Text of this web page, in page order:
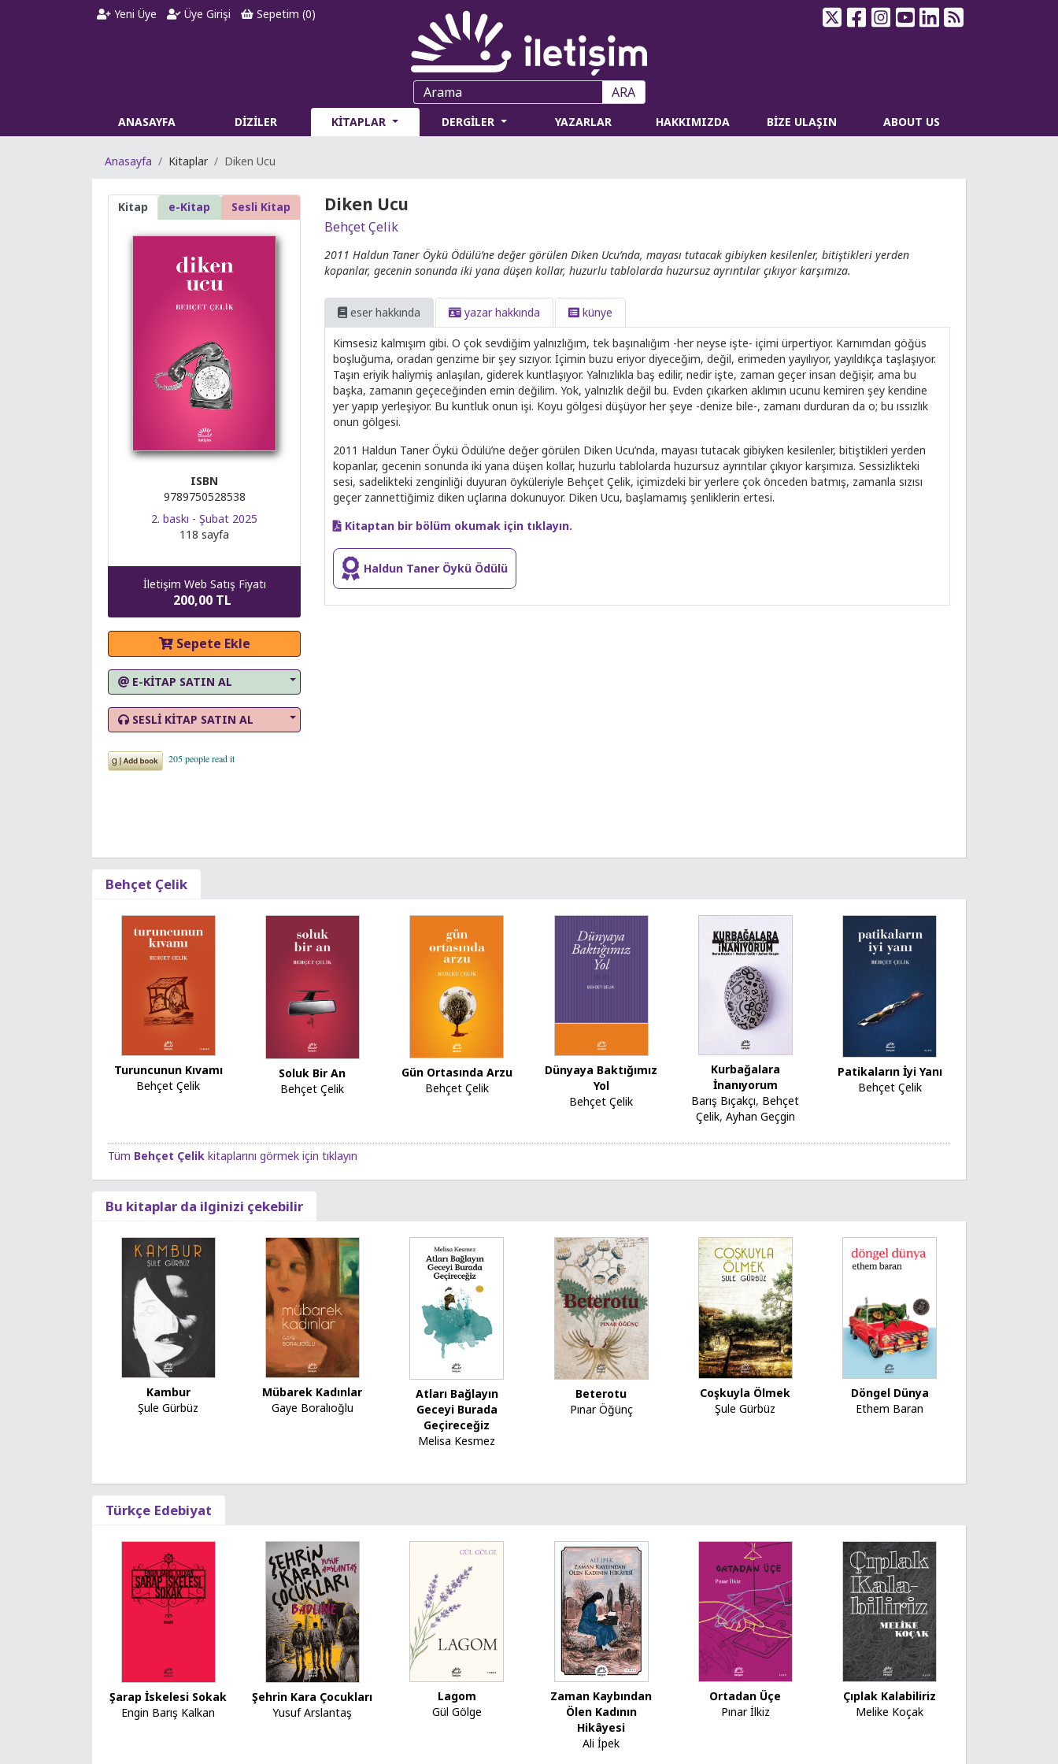
Yeni Üye Üye Girişi Sepetim (0)
ARA
ANASAYFA DİZİLER KİTAPLAR DERGİLER YAZARLAR HAKKIMIZDA BİZE ULAŞIN ABOUT US
Anasayfa Kitaplar Diken Ucu
Kitap e-Kitap Sesli Kitap
ISBN
9789750528538
2. baskı - Şubat 2025
118 sayfa
İletişim Web Satış Fiyatı
200,00 TL
Sepete Ekle
E-KİTAP SATIN AL
SESLİ KİTAP SATIN AL
Diken Ucu
Behçet Çelik
2011 Haldun Taner Öykü Ödülü’ne değer görülen Diken Ucu’nda, mayası tutacak gibiyken kesilenler, bitiştikleri yerden
kopanlar, gecenin sonunda iki yana düşen kollar, huzurlu tablolarda huzursuz ayrıntılar çıkıyor karşımıza.
eser hakkında yazar hakkında künye
Kimsesiz kalmışım gibi. O çok sevdiğim yalnızlığım, tek başınalığım -her neyse işte- içimi ürpertiyor. Karnımdan göğüs
boşluğuma, oradan genzime bir şey sızıyor. İçimin buzu eriyor diyeceğim, değil, erimeden yayılıyor, yayıldıkça taşlaşıyor.
Taşın eriyik haliymiş anlaşılan, giderek kuntlaşıyor. Yalnızlıkla baş edilir, nedir işte, zaman geçer insan değişir, ama bu
başka, zamanın geçeceğinden emin değilim. Yok, yalnızlık değil bu. Evden çıkarken aklımın ucunu kemiren şey kendine
yer yapıp yerleşiyor. Bu kuntluk onun işi. Koyu gölgesi düşüyor her şeye -denize bile-, zamanı durduran da o; bu ıssızlık
onun gölgesi.
2011 Haldun Taner Öykü Ödülü’ne değer görülen Diken Ucu’nda, mayası tutacak gibiyken kesilenler, bitiştikleri yerden
kopanlar, gecenin sonunda iki yana düşen kollar, huzurlu tablolarda huzursuz ayrıntılar çıkıyor karşımıza. Sessizlikteki
sesi, sadelikteki zenginliği duyuran öyküleriyle Behçet Çelik, içimizdeki bir yerlere çok önceden batmış, zamanla sızısı
geçer zannettiğimiz diken uçlarına dokunuyor. Diken Ucu, başlamamış şenliklerin ertesi.
Kitaptan bir bölüm okumak için tıklayın.
Haldun Taner Öykü Ödülü
Behçet Çelik
Turuncunun Kıvamı
Behçet Çelik
Soluk Bir An
Behçet Çelik
Gün Ortasında Arzu
Behçet Çelik
Dünyaya Baktığımız
Yol
Behçet Çelik
Kurbağalara
İnanıyorum
Barış Bıçakçı, Behçet
Çelik, Ayhan Geçgin
Patikaların İyi Yanı
Behçet Çelik
Tüm Behçet Çelik kitaplarını görmek için tıklayın
Bu kitaplar da ilginizi çekebilir
Kambur
Şule Gürbüz
Mübarek Kadınlar
Gaye Boralıoğlu
Atları Bağlayın
Geceyi Burada
Geçireceğiz
Melisa Kesmez
Beterotu
Pınar Öğünç
Coşkuyla Ölmek
Şule Gürbüz
Döngel Dünya
Ethem Baran
Türkçe Edebiyat
Şarap İskelesi Sokak
Engin Barış Kalkan
Şehrin Kara Çocukları
Yusuf Arslantaş
Lagom
Gül Gölge
Zaman Kaybından
Ölen Kadının
Hikâyesi
Ali İpek
Ortadan Üçe
Pınar İlkiz
Çıplak Kalabiliriz
Melike Koçak